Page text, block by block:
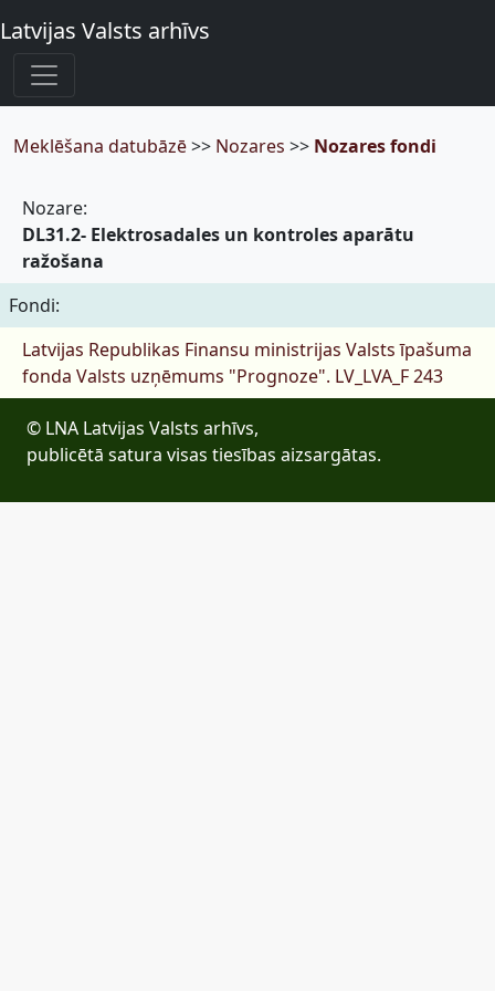
Latvijas Valsts arhīvs
Meklēšana datubāzē>> Nozares >> Nozares fondi
Nozare:
DL31.2- Elektrosadales un kontroles aparātu
ražošana
Fondi:
Latvijas Republikas Finansu ministrijas Valsts īpašuma
fonda Valsts uzņēmums "Prognoze". LV_LVA_F 243
© LNA Latvijas Valsts arhīvs,
publicētā satura visas tiesības aizsargātas.